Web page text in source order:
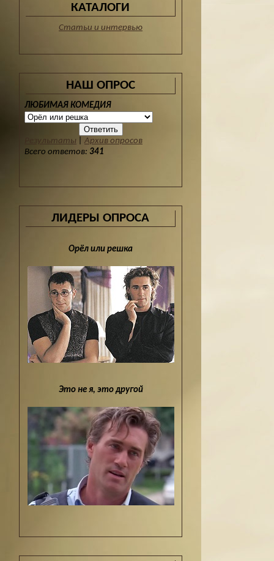
КАТАЛОГИ
Статьи и интервью
НАШ ОПРОС
ЛЮБИМАЯ КОМЕДИЯ
Результаты
Архив опросов
Всего ответов: 341
ЛИДЕРЫ ОПРОСА
Орёл или решка
Это не я, это другой